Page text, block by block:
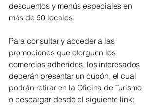
descuentos y menús especiales en
más de 50 locales.
Para consultar y acceder a las
promociones que otorguen los
comercios adheridos, los interesados
deberán presentar un cupón, el cual
podrán retirar en la Oficina de Turismo
o descargar desde el siguiente link: